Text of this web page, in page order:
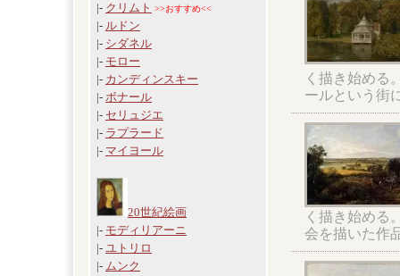
|- クリムト >>おすすめ<<
|- ルドン
|- シダネル
|- モロー
|- カンディンスキー
|- ボナール
|- セリュジエ
|- ラプラード
|- マイヨール
20世紀絵画
|- モディリアーニ
|- ユトリロ
|- ムンク
く描き始める
ールという街
く描き始める
会を描いた作